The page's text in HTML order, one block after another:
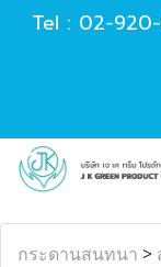
Tel : 02-
กระดานสนทนา >